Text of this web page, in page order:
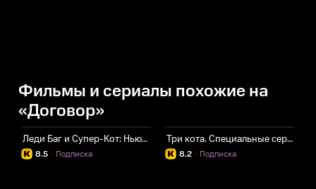
Фильмы и сериалы похожие на
«Договор»
Леди Баг и Супер-Кот: Нью-Йорк. Союз героев
8.5 Подписка
·
Три кота. Специальные серии
8.2 Подписка
·